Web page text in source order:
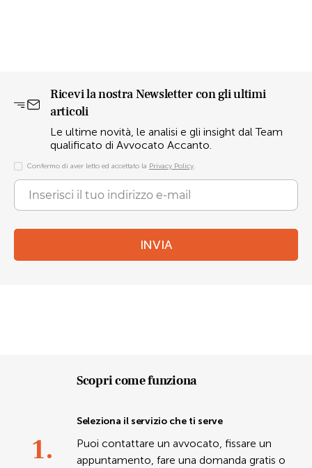
Ricevi la nostra Newsletter con gli ultimi
articoli
Le ultime novità, le analisi e gli insight dal Team
qualificato di Avvocato Accanto.
Confermo di aver letto ed accettato la Privacy Policy.
INVIA
Scopri come funziona
1.
Seleziona il servizio che ti serve
Puoi contattare un avvocato, fissare un
appuntamento, fare una domanda gratis o